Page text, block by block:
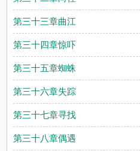
第三十三章曲江
第三十四章惊吓
第三十五章蜘蛛
第三十六章失踪
第三十七章寻找
第三十八章偶遇